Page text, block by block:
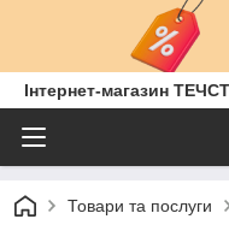
Інтернет-магазин
Товари та послуги